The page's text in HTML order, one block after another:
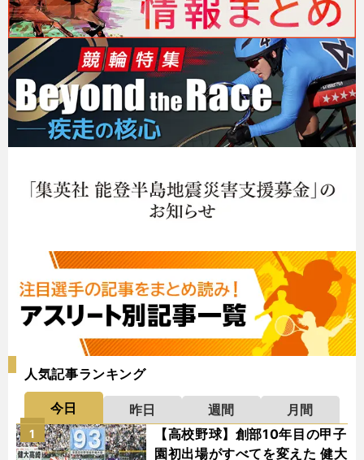
人気記事ランキング
今日 昨日 週間
月間
【高校野球】創部10年目の甲子
園初出場がすべてを変えた 健大
1